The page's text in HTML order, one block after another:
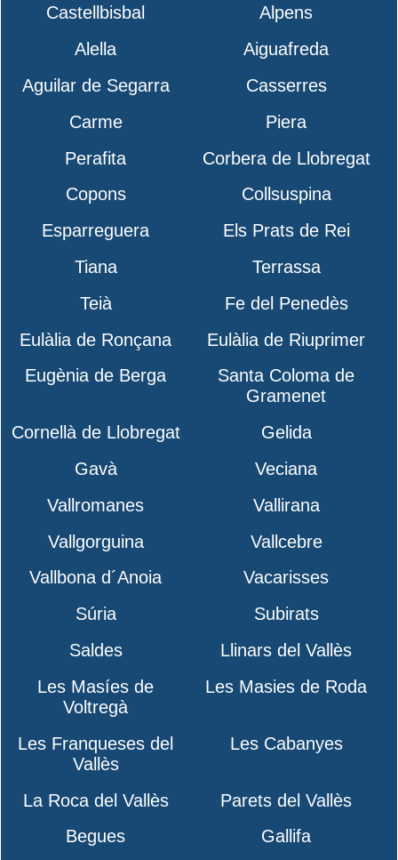
Castellbisbal
Alpens
Alella
Aiguafreda
Aguilar de Segarra
Casserres
Carme
Piera
Perafita
Corbera de Llobregat
Copons
Collsuspina
Esparreguera
Els Prats de Rei
Tiana
Terrassa
Teià
Fe del Penedès
Eulàlia de Ronçana
Eulàlia de Riuprimer
Eugènia de Berga
Santa Coloma de
Gramenet
Cornellà de Llobregat
Gelida
Gavà
Veciana
Vallromanes
Vallirana
Vallgorguina
Vallcebre
Vallbona d´Anoia
Vacarisses
Súria
Subirats
Saldes
Llinars del Vallès
Les Masíes de
Voltregà
Les Masies de Roda
Les Franqueses del
Vallès
Les Cabanyes
La Roca del Vallès
Parets del Vallès
Begues
Gallifa